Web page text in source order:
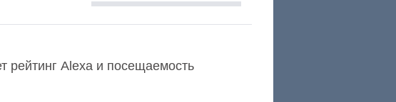
рейтинг Alexa и посещаемость